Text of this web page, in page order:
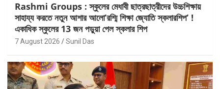
Rashmi Groups : স্কুলের মেধাবী ছাত্রছাত্রীদের উচ্চশিক্ষায়
সাহায্য করতে নতুন আশার আলো’রশ্মি শিক্ষা জ্যোতি স্কলারশিপ’ !
একাধিক স্কুলের 13 জন পড়ুয়া পেল স্কলার শিপ
7 August 2026 Sunil Das